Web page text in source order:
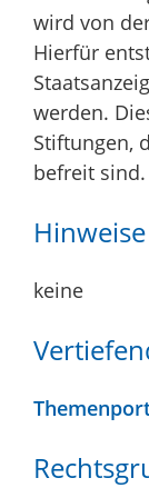
wird von
Hierfür
werden.
Stiftungen,
befreit sind.
Hinweise
keine